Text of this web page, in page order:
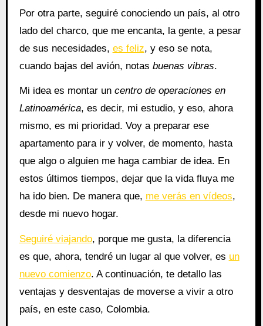
Por otra parte, seguiré conociendo un país, al otro
lado del charco, que me encanta, la gente, a pesar
de sus necesidades, es feliz, y eso se nota,
cuando bajas del avión, notas buenas vibras.
Mi idea es montar un centro de operaciones en
Latinoamérica, es decir, mi estudio, y eso, ahora
mismo, es mi prioridad. Voy a preparar ese
apartamento para ir y volver, de momento, hasta
que algo o alguien me haga cambiar de idea. En
estos últimos tiempos, dejar que la vida fluya me
ha ido bien. De manera que, me verás en vídeos,
desde mi nuevo hogar.
Seguiré viajando, porque me gusta, la diferencia
es que, ahora, tendré un lugar al que volver, es un
nuevo comienzo. A continuación, te detallo las
ventajas y desventajas de moverse a vivir a otro
país, en este caso, Colombia.